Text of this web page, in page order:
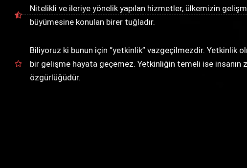
Nitelikli ve ileriye yönelik yapılan hizmetler, ülkemizin
büyümesine konulan birer tuğladır.
Biliyoruz ki bunun için “yetkinlik” vazgeçilmezdir. Yetkinlik
bir gelişme hayata geçemez. Yetkinliğin temeli ise insanın
özgürlüğüdür.